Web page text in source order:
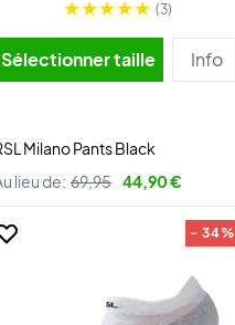
(3)
Sélectionner taille Info
Milano Pants Black
lieu de: 69,95 44,90 €
- 34%